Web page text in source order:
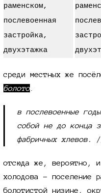
среди местных же
болото.
в послевоенные
собой не до конца
фабричных хлевов.
отсюда же, вероятно, и
холодова - поселение
болотистой низине,